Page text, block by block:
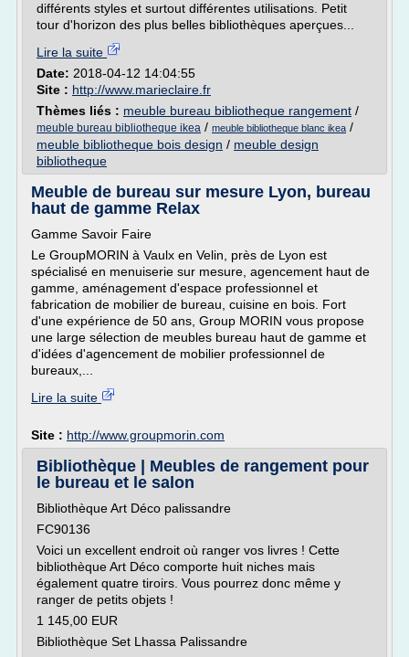
différents styles et surtout différentes utilisations. Petit
tour d'horizon des plus belles bibliothèques aperçues...
Lire la suite
Date: 2018-04-12 14:04:55
Site : http://www.marieclaire.fr
Thèmes liés : meuble bureau bibliotheque rangement /
meuble bureau bibliotheque ikea / meuble bibliotheque blanc ikea /
meuble bibliotheque bois design / meuble design
bibliotheque
Meuble de bureau sur mesure Lyon, bureau
haut de gamme Relax
Gamme Savoir Faire
Le GroupMORIN à Vaulx en Velin, près de Lyon est
spécialisé en menuiserie sur mesure, agencement haut de
gamme, aménagement d'espace professionnel et
fabrication de mobilier de bureau, cuisine en bois. Fort
d'une expérience de 50 ans, Group MORIN vous propose
une large sélection de meubles bureau haut de gamme et
d'idées d'agencement de mobilier professionnel de
bureaux,...
Lire la suite
Site : http://www.groupmorin.com
Bibliothèque | Meubles de rangement pour
le bureau et le salon
Bibliothèque Art Déco palissandre
FC90136
Voici un excellent endroit où ranger vos livres ! Cette
bibliothèque Art Déco comporte huit niches mais
également quatre tiroirs. Vous pourrez donc même y
ranger de petits objets !
1 145,00 EUR
Bibliothèque Set Lhassa Palissandre